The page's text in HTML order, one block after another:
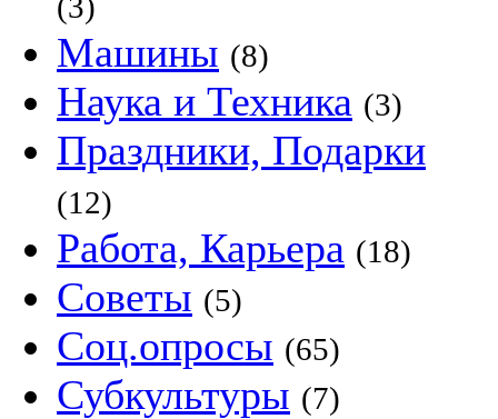
Машины (8)
Наука и Техника (3)
Праздники, Подарки
(12)
Работа, Карьера (18)
Советы (5)
Соц.опросы (65)
Субкультуры (7)